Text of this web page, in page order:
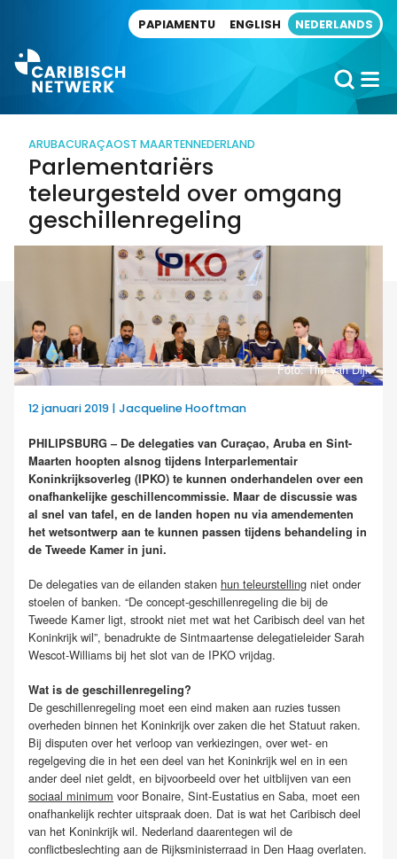
PAPIAMENTU ENGLISH NEDERLANDS
ARUBACURAÇAOST MAARTENNEDERLAND
Parlementariërs
teleurgesteld over omgang
geschillenregeling
Foto: Tim van Dijk
12 januari 2019 | Jacqueline Hooftman
PHILIPSBURG – De delegaties van Curaçao, Aruba en Sint-
Maarten hoopten alsnog tijdens Interparlementair
Koninkrijksoverleg (IPKO) te kunnen onderhandelen over een
onafhankelijke geschillencommissie. Maar de discussie was
al snel van tafel, en de landen hopen nu via amendementen
het wetsontwerp aan te kunnen passen tijdens behandeling in
de Tweede Kamer in juni.
De delegaties van de eilanden staken hun teleurstelling niet onder
stoelen of banken. “De concept-geschillenregeling die bij de
Tweede Kamer ligt, strookt niet met wat het Caribisch deel van het
Koninkrijk wil”, benadrukte de Sintmaartense delegatieleider Sarah
Wescot-Williams bij het slot van de IPKO vrijdag.
Wat is de geschillenregeling?
De geschillenregeling moet een eind maken aan ruzies tussen
overheden binnen het Koninkrijk over zaken die het Statuut raken.
Bij disputen over het verloop van verkiezingen, over wet- en
regelgeving die in het een deel van het Koninkrijk wel en in een
ander deel niet geldt, en bijvoorbeeld over het uitblijven van een
sociaal minimum voor Bonaire, Sint-Eustatius en Saba, moet een
onafhankelijk rechter uitspraak doen. Dat is wat het Caribisch deel
van het Koninkrijk wil. Nederland daarentegen wil de
conflictbeslechting aan de Rijksministerraad in Den Haag overlaten.